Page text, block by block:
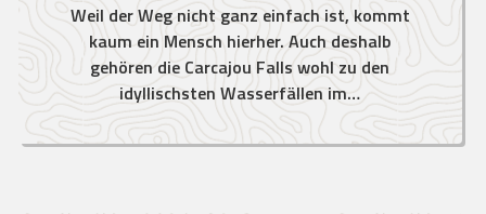
Weil der Weg nicht ganz einfach ist, kommt
kaum ein Mensch hierher. Auch deshalb
gehören die Carcajou Falls wohl zu den
idyllischsten Wasserfällen im…